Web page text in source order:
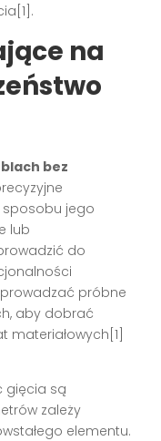
na
bez
jego
lub
do
próbne
aby dobrać
materiałowych[1]
gięcia są
zależy
elementu.